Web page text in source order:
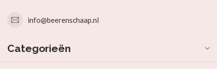
info@beerenschaap.nl
Categorieën